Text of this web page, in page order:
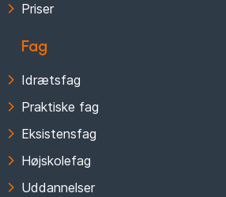
Priser
Fag
Idrætsfag
Praktiske fag
Eksistensfag
Højskolefag
Uddannelser